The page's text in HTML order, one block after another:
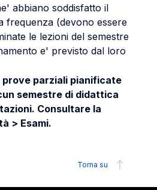
abbiano soddisfatto il
frequenza (devono essere
le lezioni del semestre
e' previsto dal loro
prove parziali pianificate
semestre di didattica
Consultare la
> Esami.
Torna su